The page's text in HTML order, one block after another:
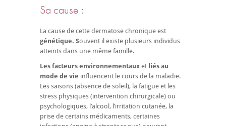
Sa cause :
La cause de cette dermatose chronique est
génétique. Souvent il existe plusieurs individus
atteints dans une même famille.
Les facteurs environnementaux et liés au
mode de vie influencent le cours de la maladie.
Les saisons (absence de soleil), la fatigue et les
stress physiques (intervention chirurgicale) ou
psychologiques, l’alcool, l’irritation cutanée, la
prise de certains médicaments, certaines